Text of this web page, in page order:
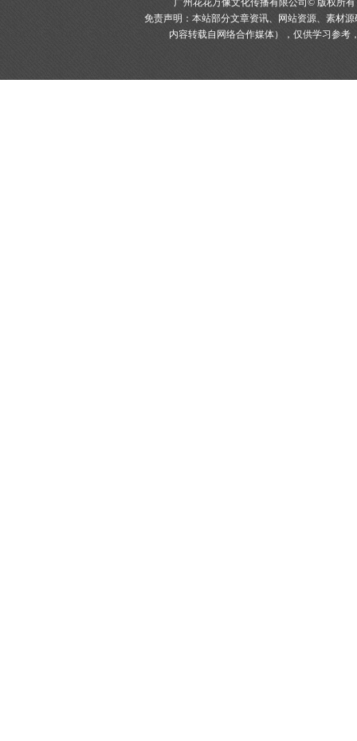
广州花花万像文化传播有限公司© 版权所有
免责声明：本站部分文章资讯、网站资源、素材
内容转载自网络合作媒体），仅供学习参